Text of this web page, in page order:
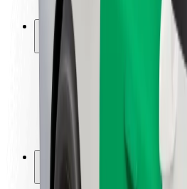
Fondul Urban
Siguranță
Siguranță pentru pasageri
Siguranță pentru șoferi
Siguranță pe trotinete
Laboratorul de siguranță
Orașe